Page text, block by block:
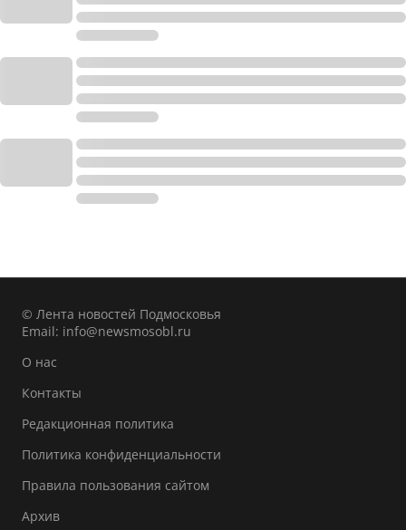
© Лента новостей Подмосковья
Email: info@newsmosobl.ru
О нас
Контакты
Редакционная политика
Политика конфиденциальности
Правила пользования сайтом
Архив